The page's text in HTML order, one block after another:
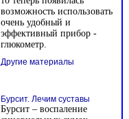
возможность использовать
очень удобный и
эффективный прибор -
глюкометр.
Другие материалы
Бурсит. Лечим суставы
Бурсит – воспаление